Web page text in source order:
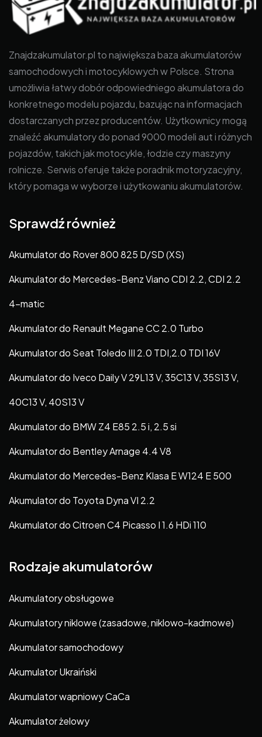
Znajdzakumulator.pl to największa baza akumulatorów
samochodowych i motocyklowych w Polsce. Strona
umożliwia łatwy dobór odpowiedniego akumulatora do
konkretnego modelu pojazdu, bazując na informacjach
dostarczanych przez producentów. Użytkownicy mogą
znaleźć akumulatory do ponad 9000 modeli aut i różnych
pojazdów, takich jak motocykle, łodzie czy maszyny
rolnicze. Serwis oferuje także poradnik motoryzacyjny,
który pomaga w wyborze i użytkowaniu akumulatorów.
Sprawdź również
Akumulator do Rover 800 825 D/SD (XS)
Akumulator do Mercedes-Benz Viano CDI 2.2, CDI 2.2
4-matic
Akumulator do Renault Megane CC 2.0 Turbo
Akumulator do Seat Toledo III 2.0 TDI,2.0 TDI 16V
Akumulator do Iveco Daily V 29L13 V, 35C13 V, 35S13 V,
40C13 V, 40S13 V
Akumulator do BMW Z4 E85 2.5 i, 2.5 si
Akumulator do Bentley Arnage 4.4 V8
Akumulator do Mercedes-Benz Klasa E W124 E 500
Akumulator do Toyota Dyna VI 2.2
Akumulator do Citroen C4 Picasso I 1.6 HDi 110
Rodzaje akumulatorów
Akumulatory obsługowe
Akumulatory niklowe (zasadowe, niklowo-kadmowe)
Akumulator samochodowy
Akumulator Ukraiński
Akumulator wapniowy CaCa
Akumulator żelowy